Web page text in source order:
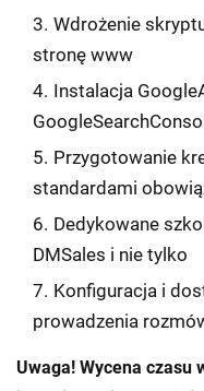
Wdrożenie
stronę www
Instalacja
Przygotowanie
standardami
Dedykowane
DMSales i nie tylko
Konfiguracja i
prowadzenia
Uwaga! Wycena czasu